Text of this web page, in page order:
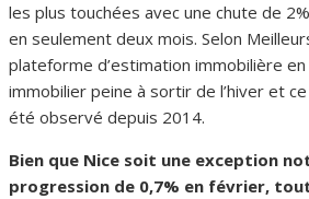
les plus touchées avec une chute de
en seulement deux mois. Selon
plateforme d’estimation immobilière
immobilier peine à sortir de l’hiver et ce
été observé depuis 2014.
Bien que Nice soit une exception
progression de 0,7% en février,